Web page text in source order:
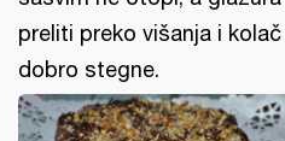
preliti preko višanja i
dobro stegne.